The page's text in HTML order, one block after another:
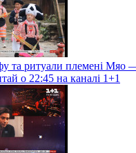
та ритуали племені Мяо
о 22:45 на каналі 1+1